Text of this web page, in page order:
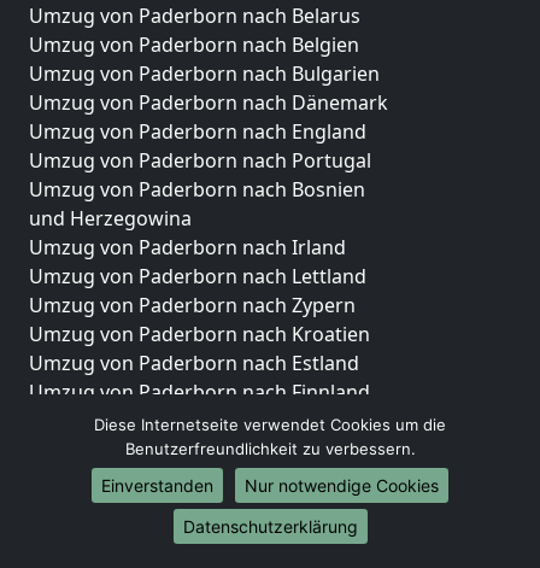
Umzug von Paderborn nach Belarus
Umzug von Paderborn nach Belgien
Umzug von Paderborn nach Bulgarien
Umzug von Paderborn nach Dänemark
Umzug von Paderborn nach England
Umzug von Paderborn nach Portugal
Umzug von Paderborn nach Bosnien
und Herzegowina
Umzug von Paderborn nach Irland
Umzug von Paderborn nach Lettland
Umzug von Paderborn nach Zypern
Umzug von Paderborn nach Kroatien
Umzug von Paderborn nach Estland
Umzug von Paderborn nach Finnland
Umzug von Paderborn nach Frankreich
Umzug von Paderborn nach Griechenland
Umzug von Paderborn nach Italien
Umzug von Paderborn nach Liechtenstein
Umzug von Paderborn nach Luxemburg
Diese Internetseite verwendet Cookies um die
Benutzerfreundlichkeit zu verbessern.
Einverstanden
Nur notwendige Cookies
Datenschutzerklärung